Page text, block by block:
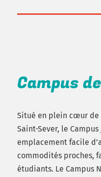
Campus
Situé en plein cœur de
Saint-Sever, le Campus
emplacement facile
commodités proches,
étudiants. Le Campus